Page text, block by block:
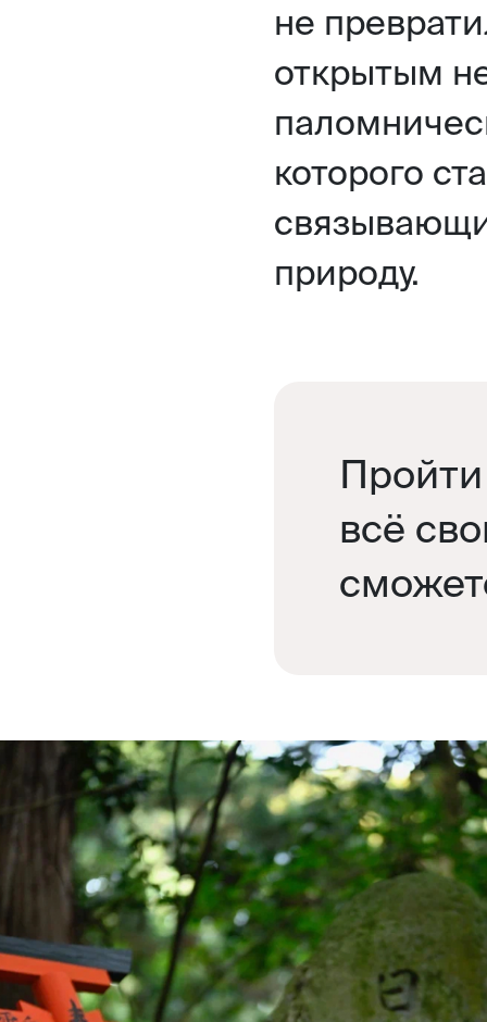
не
открытым
которого
природу.
Пройти
всё